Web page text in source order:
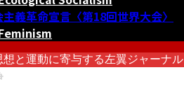
義革命宣言〈第18回世界大会〉
想と運動に寄与する左翼ジャーナル